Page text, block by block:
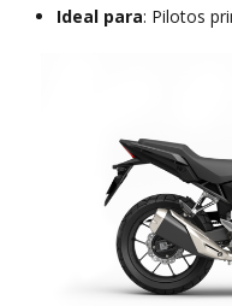
Ideal para: Pilotos